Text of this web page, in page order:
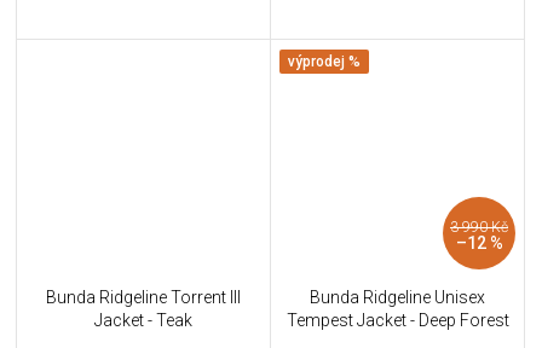
Bunda Ridgeline Torrent III
Jacket - Teak
výprodej %
3 990 Kč
–12 %
Bunda Ridgeline Unisex
Tempest Jacket - Deep Forest